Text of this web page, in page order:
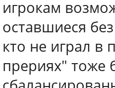
игрокам
оставшиеся
кто не играл в
прериях" тоже